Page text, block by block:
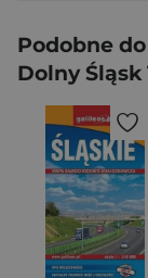
Podobne
Dolny Śląsk